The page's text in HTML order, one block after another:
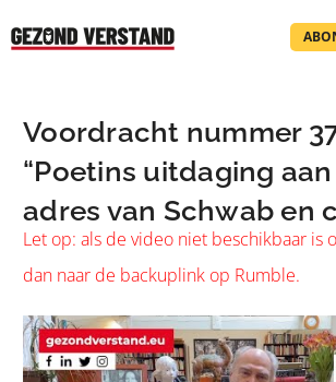
Voordracht nummer
“Poetins uitdaging
adres van Schwab en
Let op: als de video niet beschikbaar is
dan naar de backuplink op Rumble.